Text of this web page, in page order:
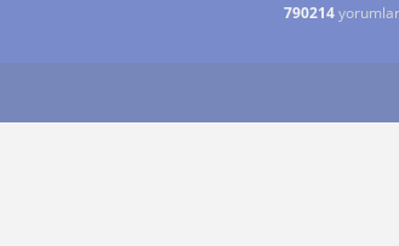
790214yorumlar